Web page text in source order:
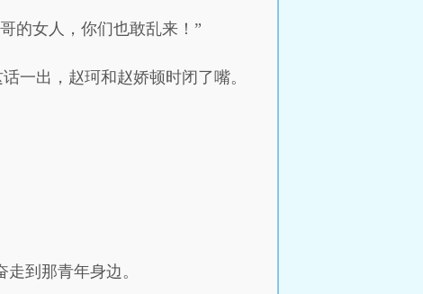
的女人，你们也敢乱来！”
一出，赵珂和赵娇顿时闭了嘴。
到那青年身边。